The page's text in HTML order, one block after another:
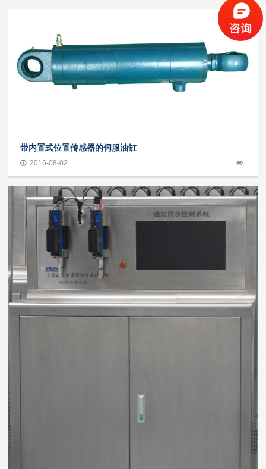
带内置式位置传感器的伺服油缸
2016-08-02